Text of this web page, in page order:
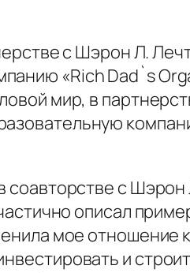
с Шэрон Л.
«Rich Dad`s
мир, в
соавторстве с
описал
мое отношение
и